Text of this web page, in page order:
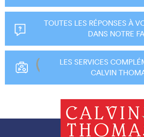
TOUTES LES RÉPONSES À
DANS NOTRE
LES SERVICES
CALVIN